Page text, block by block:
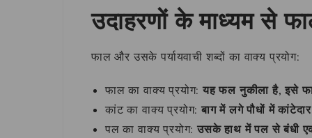
उदाहरणों के माध्यम से
फाल और उसके पर्यायवाची शब्दों का वाक्य प्रयोग:
फाल का वाक्य प्रयोग:यह फल नुकीला है, इसे
कांट का वाक्य प्रयोग:बाग में लगे पौधों में
पल का वाक्य प्रयोग:उसके हाथ में पल से बंधी